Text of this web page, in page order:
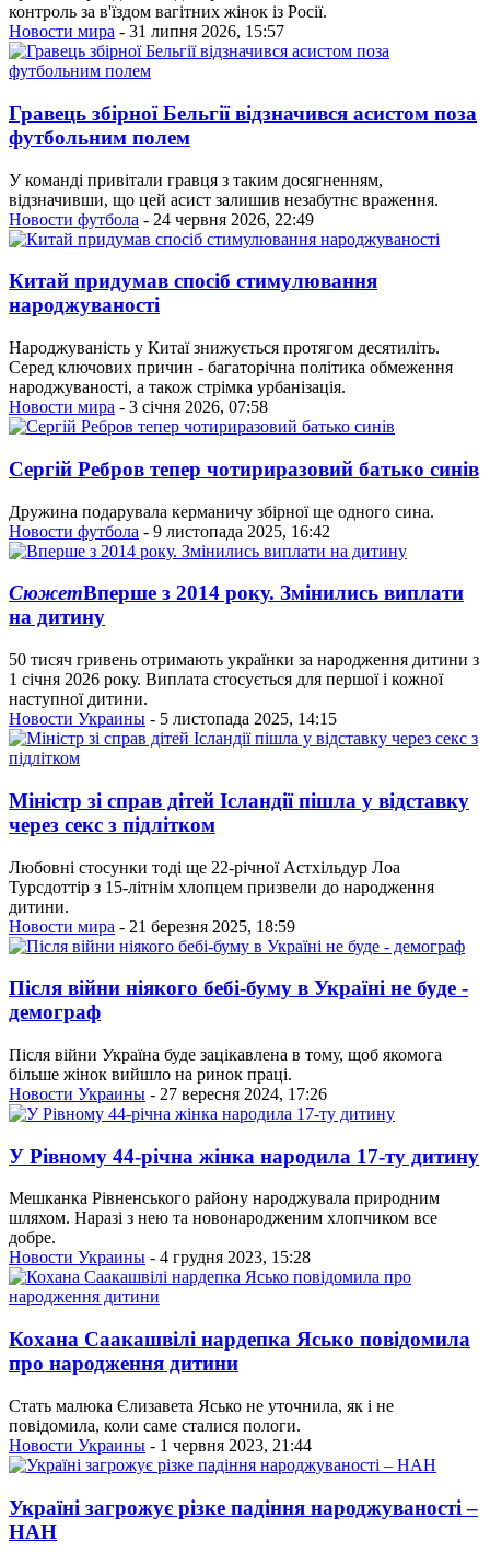
контроль за в'їздом вагітних жінок із Росії.
Новости мира - 31 липня 2026, 15:57
Гравець збірної Бельгії відзначився асистом поза
футбольним полем
У команді привітали гравця з таким досягненням,
відзначивши, що цей асист залишив незабутнє враження.
Новости футбола - 24 червня 2026, 22:49
Китай придумав спосіб стимулювання
народжуваності
Народжуваність у Китаї знижується протягом десятиліть.
Серед ключових причин - багаторічна політика обмеження
народжуваності, а також стрімка урбанізація.
Новости мира - 3 січня 2026, 07:58
Сергій Ребров тепер чотириразовий батько синів
Дружина подарувала керманичу збірної ще одного сина.
Новости футбола - 9 листопада 2025, 16:42
СюжетВперше з 2014 року. Змінились виплати
на дитину
50 тисяч гривень отримають українки за народження дитини з
1 січня 2026 року. Виплата стосується для першої і кожної
наступної дитини.
Новости Украины - 5 листопада 2025, 14:15
Міністр зі справ дітей Ісландії пішла у відставку
через секс з підлітком
Любовні стосунки тоді ще 22-річної Астхільдур Лоа
Турсдоттір з 15-літнім хлопцем призвели до народження
дитини.
Новости мира - 21 березня 2025, 18:59
Після війни ніякого бебі-буму в Україні не буде -
демограф
Після війни Україна буде зацікавлена в тому, щоб якомога
більше жінок вийшло на ринок праці.
Новости Украины - 27 вересня 2024, 17:26
У Рівному 44-річна жінка народила 17-ту дитину
Мешканка Рівненського району народжувала природним
шляхом. Наразі з нею та новонародженим хлопчиком все
добре.
Новости Украины - 4 грудня 2023, 15:28
Кохана Саакашвілі нардепка Ясько повідомила
про народження дитини
Стать малюка Єлизавета Ясько не уточнила, як і не
повідомила, коли саме сталися пологи.
Новости Украины - 1 червня 2023, 21:44
Україні загрожує різке падіння народжуваності –
НАН